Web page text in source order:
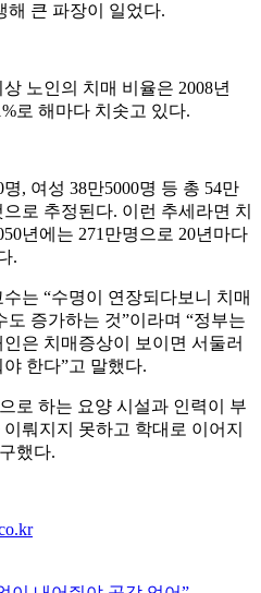
해 큰 파장이 일었다.
노인의 치매 비율은 2008년
로 해마다 치솟고 있다.
, 여성 38만5000명 등 총 54만
로 추정된다. 이런 추세라면 치
년에는 271만명으로 20년마다
.
는 “수명이 연장되다보니 치매
증가하는 것”이라며 “정부는
은 치매증상이 보이면 서둘러
한다”고 말했다.
로 하는 요양 시설과 인력이 부
뤄지지 못하고 학대로 이어지
했다.